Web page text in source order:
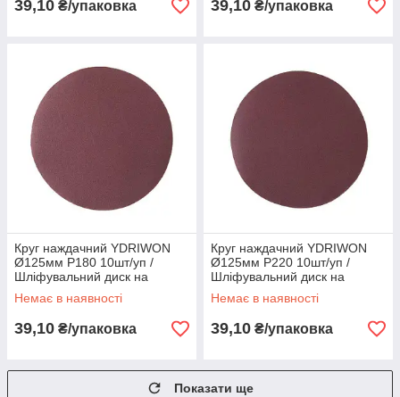
39,10 ₴/упаковка 39,10 ₴/упаковка
Круг наждачний YDRIWON
Ø125мм P180 10шт/уп /
Шліфувальний диск на
липучці для дерева, металу
та ЛФМ
Немає в наявності
39,10 ₴/упаковка
Круг наждачний YDRIWON
Ø125мм P220 10шт/уп /
Шліфувальний диск на
липучці для дерева, металу
та ЛФМ
Немає в наявності
39,10 ₴/упаковка
Показати ще